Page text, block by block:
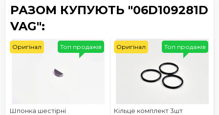
РАЗОМ КУПУЮТЬ "06D109281D
VAG":
Шпонка шестірні
Топ продажів
Оригінал
Кільце комплект 3шт
Топ продажів
Оригінал